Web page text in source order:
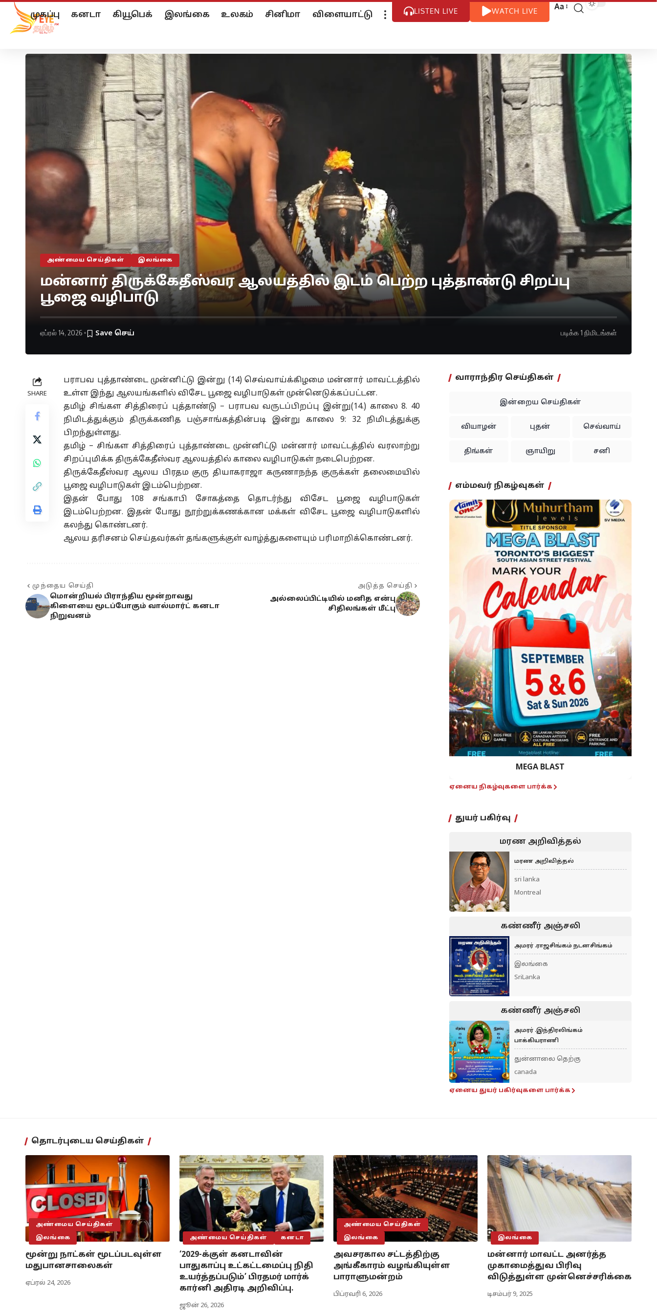
முகப்பு கனடா கியூபெக் இலங்கை உலகம் சினிமா விளையாட்டு LISTEN LIVE WATCH LIVE Aa
அண்மைய செய்திகள் இலங்கை
மன்னார் திருக்கேதீஸ்வர ஆலயத்தில் இடம் பெற்ற புத்தாண்டு சிறப்பு
பூஜை வழிபாடு
ஏப்ரல் 14, 2026 படிக்க 1 நிமிடங்கள்
SHARE
பராபவ புத்தாண்டை முன்னிட்டு இன்று (14) செவ்வாய்க்கிழமை மன்னார் மாவட்டத்தில்
உள்ள இந்து ஆலயங்களில் விசேட பூஜை வழிபாடுகள் முன்னெடுக்கப்பட்டன.
தமிழ் சிங்கள சித்திரைப் புத்தாண்டு – பராபவ வருடப்பிறப்பு இன்று(14.) காலை 8. 40
நிமிடத்துக்கும் திருக்கணித பஞ்சாங்கத்தின்படி இன்று காலை 9: 32 நிமிடத்துக்கு
பிறந்துள்ளது.
தமிழ் – சிங்கள சித்திரைப் புத்தாண்டை முன்னிட்டு மன்னார் மாவட்டத்தில் வரலாற்று
சிறப்புமிக்க திருக்கேதீஸ்வர ஆலயத்தில் காலை வழிபாடுகள் நடைபெற்றன.
திருக்கேதீஸ்வர ஆலய பிரதம குரு தியாகராஜா கருணாநந்த குருக்கள் தலைமையில்
பூஜை வழிபாடுகள் இடம்பெற்றன.
இதன் போது 108 சங்காபி சோகத்தை தொடர்ந்து விசேட பூஜை வழிபாடுகள்
இடம்பெற்றன. இதன் போது நூற்றுக்கணக்கான மக்கள் விசேட பூஜை வழிபாடுகளில்
கலந்து கொண்டனர்.
ஆலய தரிசனம் செய்தவர்கள் தங்களுக்குள் வாழ்த்துகளையும் பரிமாறிக்கொண்டனர்.
முந்தைய செய்தி
மொன்றியல் பிராந்திய மூன்றாவது
கிளையை மூடப்போகும் வால்மார்ட் கனடா
நிறுவனம்
அடுத்த செய்தி
அல்லைப்பிட்டியில் மனித என்பு
சிதிலங்கள் மீட்பு
வாராந்திர செய்திகள்
இன்றைய செய்திகள்
வியாழன் புதன் செவ்வாய்
திங்கள் ஞாயிறு சனி
எம்மவர் நிகழ்வுகள்
MEGA BLAST
ஏனைய நிகழ்வுகளை பார்க்க
துயர் பகிர்வு
மரண அறிவித்தல்
மரண அறிவித்தல்
sri lanka
Montreal
கண்ணீர் அஞ்சலி
அமரர் .ராஜசிங்கம் நடனசிங்கம்
இலங்கை
SriLanka
கண்ணீர் அஞ்சலி
அமரர் .இந்திரலிங்கம்
பாக்கியராணி
துன்னாலை தெற்கு
canada
ஏனைய துயர் பகிர்வுகளை பார்க்க
தொடர்புடைய செய்திகள்
அண்மைய செய்திகள்
இலங்கை
மூன்று நாட்கள் மூடப்படவுள்ள
மதுபானசாலைகள்
ஏப்ரல் 24, 2026
அண்மைய செய்திகள் கனடா
‘2029-க்குள் கனடாவின்
பாதுகாப்பு உட்கட்டமைப்பு நிதி
உயர்த்தப்படும்’ பிரதமர் மார்க்
கார்னி அதிரடி அறிவிப்பு.
ஜூன் 26, 2026
அண்மைய செய்திகள்
இலங்கை
அவசரகால சட்டத்திற்கு
அங்கீகாரம் வழங்கியுள்ள
பாராளுமன்றம்
பிப்ரவரி 6, 2026
இலங்கை
மன்னார் மாவட்ட அனர்த்த
முகாமைத்துவ பிரிவு
விடுத்துள்ள முன்னெச்சரிக்கை
டிசம்பர் 9, 2025